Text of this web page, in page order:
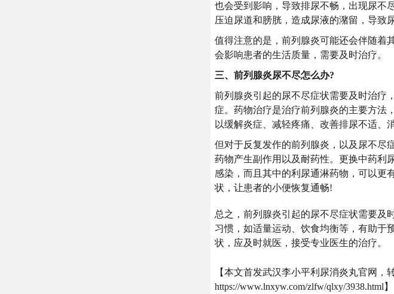
也会受到影响，导致排尿不畅，出现尿不
压迫尿道和膀胱，造成尿液的潴留，导致
值得注意的是，前列腺炎可能还会伴随着
会影响患者的生活质量，需要及时治疗。
三、前列腺炎尿不尽怎么办?
前列腺炎引起的尿不尽症状需要及时治疗
症。药物治疗是治疗前列腺炎的主要方法
以缓解炎症、减轻疼痛、改善排尿不适、
但对于反复发作的前列腺炎，以及尿不尽
药物产生副作用以及耐药性。更换中药利
感染，而且其中的利尿通淋药物，可以更
状，让患者的小便恢复通畅!
总之，前列腺炎引起的尿不尽症状需要及
习惯，如适量运动、饮食均衡等，有助于
状，应及时就医，接受专业医生的治疗。
【本文首发武汉李小平利尿消炎丸官网，
https://www.lnxyw.com/zlfw/qlxy/3938.html】